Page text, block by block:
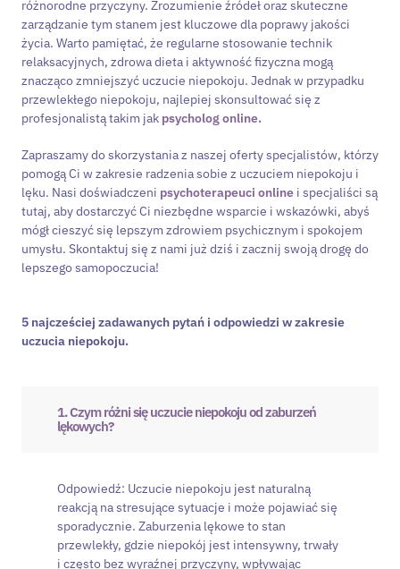
różnorodne przyczyny. Zrozumienie źródeł oraz skuteczne
zarządzanie tym stanem jest kluczowe dla poprawy jakości
życia. Warto pamiętać, że regularne stosowanie technik
relaksacyjnych, zdrowa dieta i aktywność fizyczna mogą
znacząco zmniejszyć uczucie niepokoju. Jednak w przypadku
przewlekłego niepokoju, najlepiej skonsultować się z
profesjonalistą takim jak psycholog online.
Zapraszamy do skorzystania z naszej oferty specjalistów, którzy
pomogą Ci w zakresie radzenia sobie z uczuciem niepokoju i
lęku. Nasi doświadczeni psychoterapeuci online i specjaliści są
tutaj, aby dostarczyć Ci niezbędne wsparcie i wskazówki, abyś
mógł cieszyć się lepszym zdrowiem psychicznym i spokojem
umysłu. Skontaktuj się z nami już dziś i zacznij swoją drogę do
lepszego samopoczucia!
5 najcześciej zadawanych pytań i odpowiedzi w zakresie
uczucia niepokoju.
1. Czym różni się uczucie niepokoju od zaburzeń
lękowych?
Odpowiedź: Uczucie niepokoju jest naturalną
reakcją na stresujące sytuacje i może pojawiać się
sporadycznie. Zaburzenia lękowe to stan
przewlekły, gdzie niepokój jest intensywny, trwały
i często bez wyraźnej przyczyny, wpływając